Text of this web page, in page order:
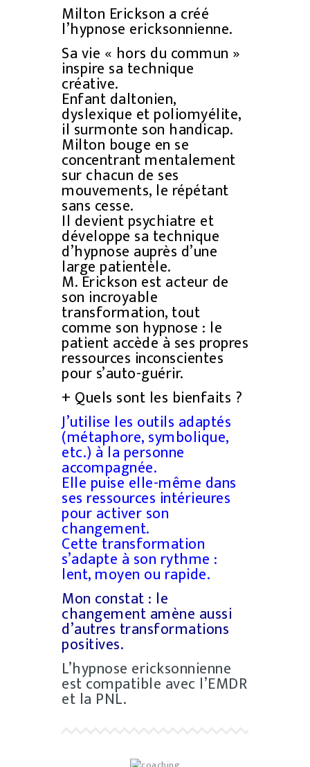
Milton Erickson a créé
l’hypnose ericksonnienne.
Sa vie « hors du commun »
inspire sa technique
créative.
Enfant daltonien,
dyslexique et poliomyélite,
il surmonte son handicap.
Milton bouge en se
concentrant mentalement
sur chacun de ses
mouvements, le répétant
sans cesse.
Il devient psychiatre et
développe sa technique
d’hypnose auprès d’une
large patientèle.
M. Erickson est acteur de
son incroyable
transformation, tout
comme son hypnose : le
patient accède à ses propres
ressources inconscientes
pour s’auto-guérir.
+ Quels sont les bienfaits ?
J’utilise les outils adaptés
(métaphore, symbolique,
etc.) à la personne
accompagnée.
Elle puise elle-même dans
ses ressources intérieures
pour activer son
changement.
Cette transformation
s’adapte à son rythme :
lent, moyen ou rapide.
Mon constat : le
changement amène aussi
d’autres transformations
positives.
L’hypnose ericksonnienne
est compatible avec l’EMDR
et la PNL.